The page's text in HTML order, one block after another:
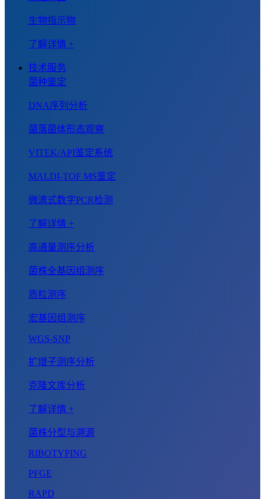
生物指示物
了解详情 +
技术服务
菌种鉴定
DNA序列分析
菌落菌体形态观察
VITEK/API鉴定系统
MALDI-TOF MS鉴定
微滴式数字PCR检测
了解详情 +
高通量测序分析
菌株全基因组测序
质粒测序
宏基因组测序
WGS-SNP
扩增子测序分析
克隆文库分析
了解详情 +
菌株分型与溯源
RIBOTYPING
PFGE
RAPD